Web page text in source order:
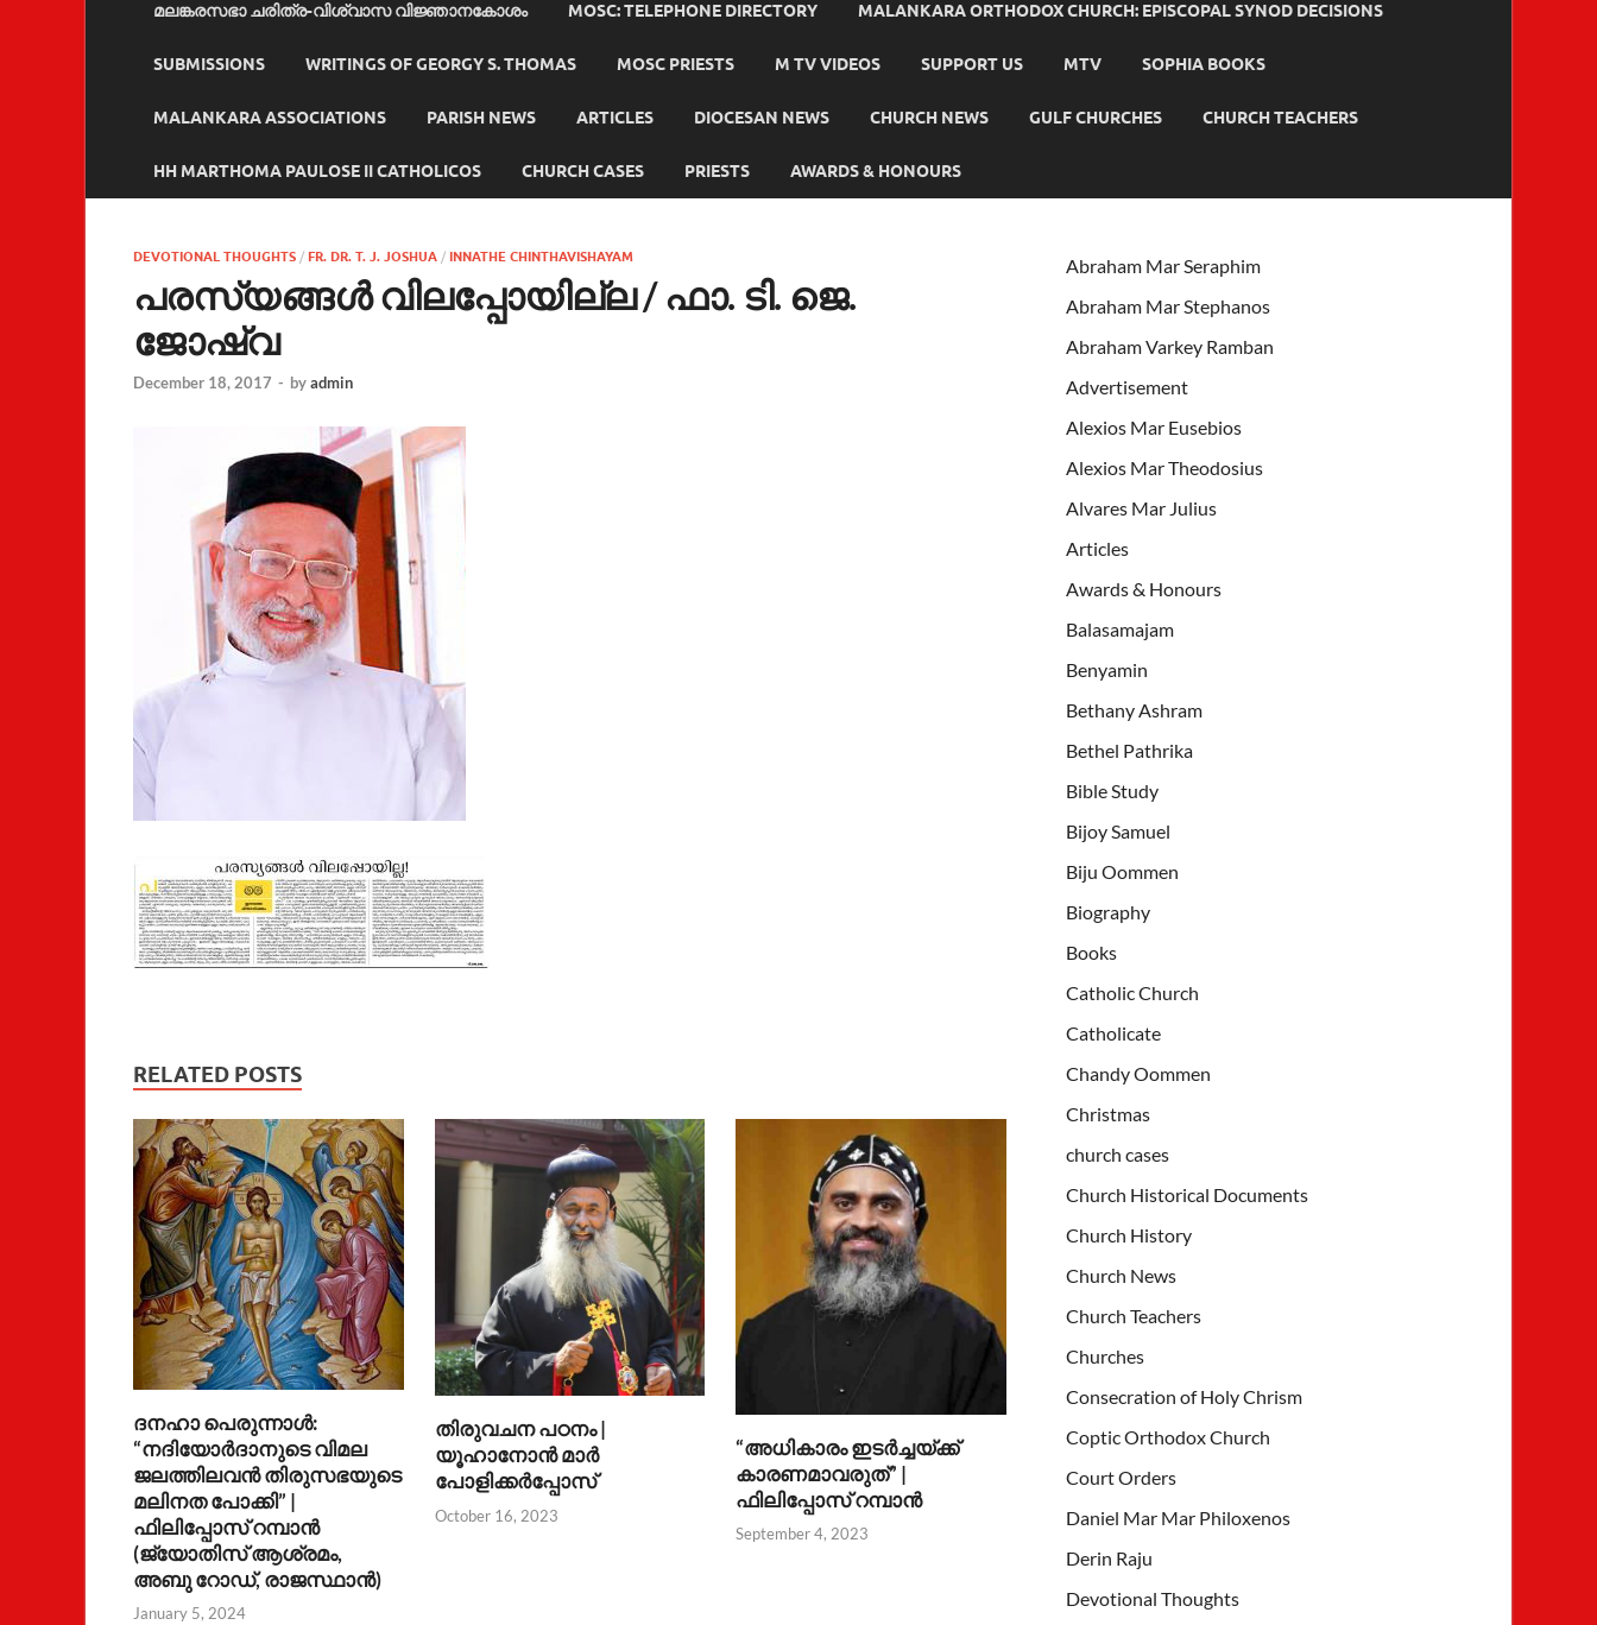
മലങ്കരസഭാ ചരിത്ര-വിശ്വാസ വിജ്ഞാനകോശം MOSC: TELEPHONE DIRECTORY MALANKARA ORTHODOX CHURCH: EPISCOPAL SYNOD DECISIONS
SUBMISSIONS WRITINGS OF GEORGY S. THOMAS MOSC PRIESTS M TV VIDEOS SUPPORT US MTV SOPHIA BOOKS
MALANKARA ASSOCIATIONS PARISH NEWS ARTICLES DIOCESAN NEWS CHURCH NEWS GULF CHURCHES CHURCH TEACHERS
HH MARTHOMA PAULOSE II CATHOLICOS CHURCH CASES PRIESTS AWARDS & HONOURS
DEVOTIONAL THOUGHTS / FR. DR. T. J. JOSHUA / INNATHE CHINTHAVISHAYAM
പരസ്യങ്ങള്‍ വിലപ്പോയില്ല / ഫാ. ടി. ജെ.
ജോഷ്വ
December 18, 2017 - byadmin
RELATED POSTS
ദനഹാ പെരുന്നാള്‍:
“നദിയോര്‍ദാനുടെ വിമല
ജലത്തിലവന്‍ തിരുസഭയുടെ
മലിനത പോക്കി” |
ഫിലിപ്പോസ് റമ്പാന്‍
(ജ്യോതിസ് ആശ്രമം,
അബു റോഡ്, രാജസ്ഥാന്‍)
January 5, 2024
തിരുവചന പഠനം |
യൂഹാനോന്‍ മാര്‍
പോളിക്കര്‍പ്പോസ്
October 16, 2023
“അധികാരം ഇടര്‍ച്ചയ്ക്ക്
കാരണമാവരുത്” |
ഫിലിപ്പോസ് റമ്പാന്‍
September 4, 2023
Abraham Mar Seraphim
Abraham Mar Stephanos
Abraham Varkey Ramban
Advertisement
Alexios Mar Eusebios
Alexios Mar Theodosius
Alvares Mar Julius
Articles
Awards & Honours
Balasamajam
Benyamin
Bethany Ashram
Bethel Pathrika
Bible Study
Bijoy Samuel
Biju Oommen
Biography
Books
Catholic Church
Catholicate
Chandy Oommen
Christmas
church cases
Church Historical Documents
Church History
Church News
Church Teachers
Churches
Consecration of Holy Chrism
Coptic Orthodox Church
Court Orders
Daniel Mar Mar Philoxenos
Derin Raju
Devotional Thoughts